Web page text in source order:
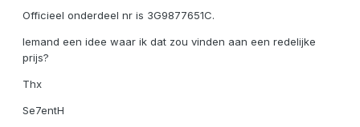
Officieel onderdeel nr is 3G9877651C.
Iemand een idee waar ik dat zou vinden aan een redelijke
prijs?
Thx
Se7entH